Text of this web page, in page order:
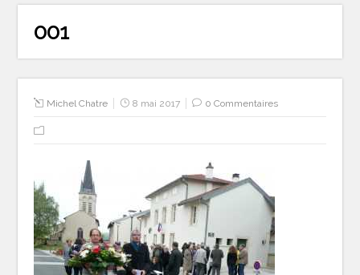
001
Michel Chatre 8 mai 2017 0 Commentaires